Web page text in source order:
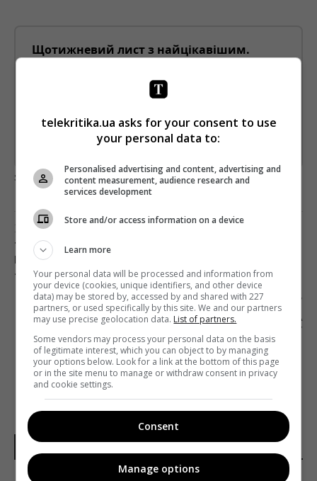
Щотижневий лист з найцікавішим.
Пишемо з любов'ю
!
Підпишіться ще раз, якщо не отримуєте від нас листи
Підписатись→
загрузка...
Предыдущий пост
ТЕЛЕКАНАЛ «УКРАИНА» НАЧАЛ
ПРОСЛУШИВАНИЯ ЗВЕЗД ДЛЯ УЧАСТИЯ В ШОУ
«МАСКА»
Следующий пост
ПРЕМИЯ «КИНОКОЛО» МЕНЯЕТ ПРАВИЛА
ПОДАЧИ ФИЛЬМОВ В 2020 ГОДУ
telekritika.ua asks for your consent to use
your personal data to:
Personalised advertising and content, advertising and
content measurement, audience research and
services development
Store and/or access information on a device
Learn more
Your personal data will be processed and information from
your device (cookies, unique identifiers, and other device
data) may be stored by, accessed by and shared with 227
partners, or used specifically by this site. We and our partners
may use precise geolocation data. List of partners.
Some vendors may process your personal data on the basis
of legitimate interest, which you can object to by managing
your options below. Look for a link at the bottom of this page
or in the site menu to manage or withdraw consent in privacy
and cookie settings.
Consent
Manage options